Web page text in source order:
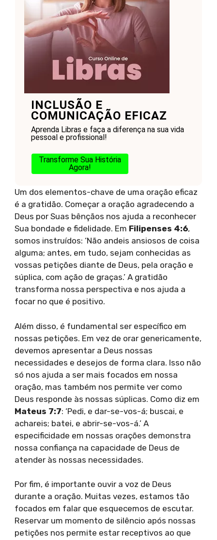
INCLUSÃO E
COMUNICAÇÃO EFICAZ
Aprenda Libras e faça a diferença na sua vida
pessoal e profissional!
Transforme Sua História
Agora!
Um dos elementos-chave de uma oração eficaz
é a gratidão. Começar a oração agradecendo a
Deus por Suas bênçãos nos ajuda a reconhecer
Sua bondade e fidelidade. Em Filipenses 4:6,
somos instruídos: ‘Não andeis ansiosos de coisa
alguma; antes, em tudo, sejam conhecidas as
vossas petições diante de Deus, pela oração e
súplica, com ação de graças.’ A gratidão
transforma nossa perspectiva e nos ajuda a
focar no que é positivo.
Além disso, é fundamental ser específico em
nossas petições. Em vez de orar genericamente,
devemos apresentar a Deus nossas
necessidades e desejos de forma clara. Isso não
só nos ajuda a ser mais focados em nossa
oração, mas também nos permite ver como
Deus responde às nossas súplicas. Como diz em
Mateus 7:7: ‘Pedi, e dar-se-vos-á; buscai, e
achareis; batei, e abrir-se-vos-á.’ A
especificidade em nossas orações demonstra
nossa confiança na capacidade de Deus de
atender às nossas necessidades.
Por fim, é importante ouvir a voz de Deus
durante a oração. Muitas vezes, estamos tão
focados em falar que esquecemos de escutar.
Reservar um momento de silêncio após nossas
petições nos permite estar receptivos ao que